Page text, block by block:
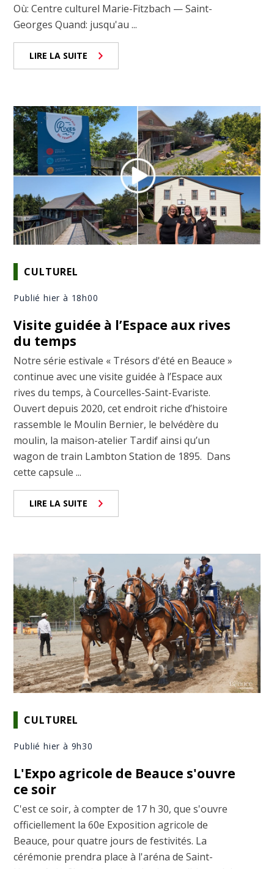
Où: Centre culturel Marie-Fitzbach — Saint-
Georges Quand: jusqu'au ...
LIRE LA SUITE
CULTUREL
Publié hier à 18h00
Visite guidée à l’Espace aux rives
du temps
Notre série estivale « Trésors d'été en Beauce »
continue avec une visite guidée à l’Espace aux
rives du temps, à Courcelles-Saint-Evariste.
Ouvert depuis 2020, cet endroit riche d’histoire
rassemble le Moulin Bernier, le belvédère du
moulin, la maison-atelier Tardif ainsi qu’un
wagon de train Lambton Station de 1895. Dans
cette capsule ...
LIRE LA SUITE
CULTUREL
Publié hier à 9h30
L'Expo agricole de Beauce s'ouvre
ce soir
C'est ce soir, à compter de 17 h 30, que s'ouvre
officiellement la 60e Exposition agricole de
Beauce, pour quatre jours de festivités. La
cérémonie prendra place à l'aréna de Saint-